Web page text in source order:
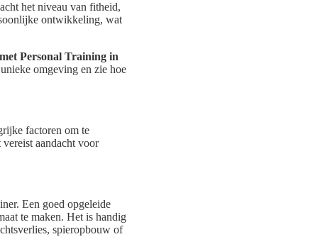
het niveau van fitheid,
ontwikkeling, wat
Personal Training in
omgeving en zie hoe
factoren om te
aandacht voor
Een goed opgeleide
te maken. Het is handig
spieropbouw of